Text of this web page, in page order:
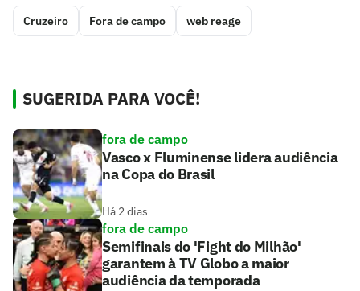
Cruzeiro Fora de campo web reage
SUGERIDA PARA VOCÊ!
fora de campo
Vasco x Fluminense lidera audiência
na Copa do Brasil
Há 2 dias
fora de campo
Semifinais do 'Fight do Milhão'
garantem à TV Globo a maior
audiência da temporada